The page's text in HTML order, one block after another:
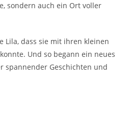
sondern auch ein Ort voller
Lila, dass sie mit ihren kleinen
Und so begann ein neues
spannender Geschichten und